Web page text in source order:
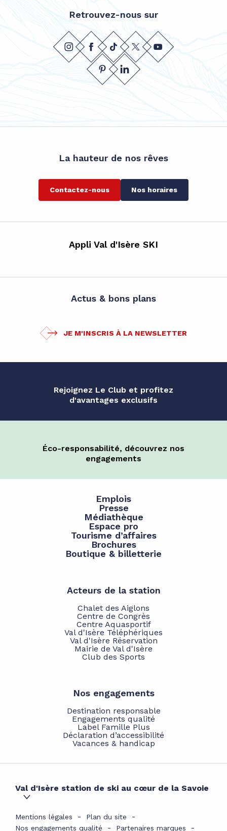
Retrouvez-nous sur
La hauteur de nos rêves
Contactez-nous Nos horaires
Appli Val d'Isère SKI
Actus & bons plans
JE M'INSCRIS À LA NEWSLETTER
Rejoignez Le Club et profitez
d'avantages exclusifs
Éco-responsabilité, découvrez nos
engagements
Emplois
Presse
Médiathèque
Espace pro
Tourisme d’affaires
Brochures
Boutique & billetterie
Acteurs de la station
Chalet des Aiglons
Centre de Congrès
Centre Aquasportif
Val d'Isère Téléphériques
Val d'Isère Réservation
Mairie de Val d'Isère
Club des Sports
Nos engagements
Destination responsable
Engagements qualité
Label Famille Plus
Déclaration d’accessibilité
Vacances & handicap
Val d'Isère station de ski au cœur de la Savoie
Mentions légales
Plan du site
Nos engagements qualité
Partenaires marques